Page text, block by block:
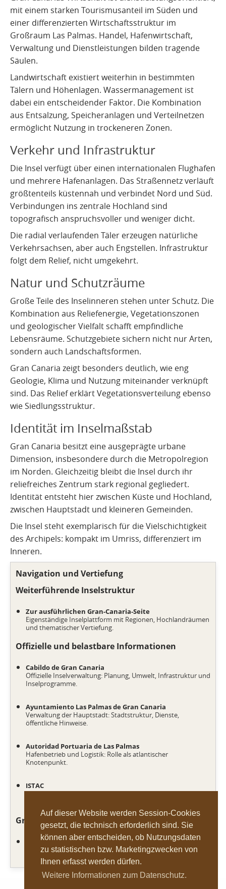
Auf dieser Website werden Session-Cookies
gesetzt, die technisch erforderlich sind. Sie
können aber entscheiden, ob Nutzungsdaten
zu statistischen bzw. Marketingzwecken von
Ihnen erfasst werden dürfen.
Weitere Informationen zum Datenschutz.
mit einem starken Tourismusanteil im Süden und
einer differenzierten Wirtschaftsstruktur im
Großraum Las Palmas. Handel, Hafenwirtschaft,
Verwaltung und Dienstleistungen bilden tragende
Säulen.
Landwirtschaft existiert weiterhin in bestimmten
Tälern und Höhenlagen. Wassermanagement ist
dabei ein entscheidender Faktor. Die Kombination
aus Entsalzung, Speicheranlagen und Verteilnetzen
ermöglicht Nutzung in trockeneren Zonen.
Verkehr und Infrastruktur
Die Insel verfügt über einen internationalen Flughafen
und mehrere Hafenanlagen. Das Straßennetz verläuft
größtenteils küstennah und verbindet Nord und Süd.
Verbindungen ins zentrale Hochland sind
topografisch anspruchsvoller und weniger dicht.
Die radial verlaufenden Täler erzeugen natürliche
Verkehrsachsen, aber auch Engstellen. Infrastruktur
folgt dem Relief, nicht umgekehrt.
Natur und Schutzräume
Große Teile des Inselinneren stehen unter Schutz. Die
Kombination aus Reliefenergie, Vegetationszonen
und geologischer Vielfalt schafft empfindliche
Lebensräume. Schutzgebiete sichern nicht nur Arten,
sondern auch Landschaftsformen.
Gran Canaria zeigt besonders deutlich, wie eng
Geologie, Klima und Nutzung miteinander verknüpft
sind. Das Relief erklärt Vegetationsverteilung ebenso
wie Siedlungsstruktur.
Identität im Inselmaßstab
Gran Canaria besitzt eine ausgeprägte urbane
Dimension, insbesondere durch die Metropolregion
im Norden. Gleichzeitig bleibt die Insel durch ihr
reliefreiches Zentrum stark regional gegliedert.
Identität entsteht hier zwischen Küste und Hochland,
zwischen Hauptstadt und kleineren Gemeinden.
Die Insel steht exemplarisch für die Vielschichtigkeit
des Archipels: kompakt im Umriss, differenziert im
Inneren.
Navigation und Vertiefung
Weiterführende Inselstruktur
Zur ausführlichen Gran-Canaria-Seite
Eigenständige Inselplattform mit Regionen, Hochlandräumen
und thematischer Vertiefung.
Offizielle und belastbare Informationen
Cabildo de Gran Canaria
Offizielle Inselverwaltung: Planung, Umwelt, Infrastruktur und
Inselprogramme.
Ayuntamiento Las Palmas de Gran Canaria
Verwaltung der Hauptstadt: Stadtstruktur, Dienste,
öffentliche Hinweise.
Autoridad Portuaria de Las Palmas
Hafenbetrieb und Logistik: Rolle als atlantischer
Knotenpunkt.
ISTAC
Statistikgrundlagen zur Einordnung von Struktur, Branchen
Grundlagen im Portal
Wirtschaft und Infrastruktur
Häfen, Achsen und Versorgung als Systemlogik der Insel.